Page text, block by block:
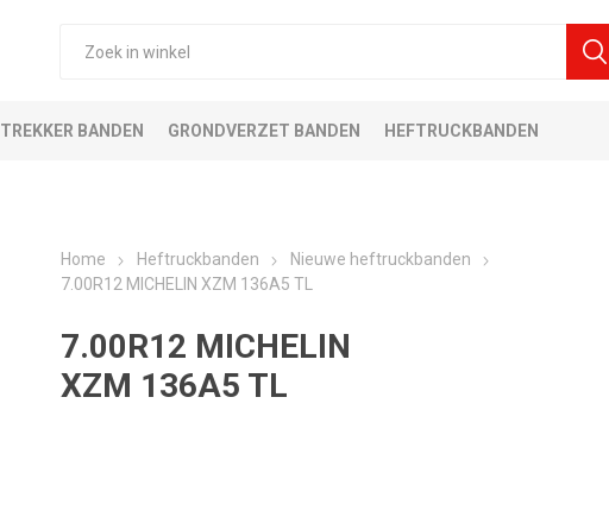
TREKKER BANDEN GRONDVERZET BANDEN HEFTRUCKBANDEN
Home Heftruckbanden
Nieuwe heftruckbanden
7.00R12 MICHELIN XZM 136A5 TL
7.00R12 MICHELIN
XZM 136A5 TL